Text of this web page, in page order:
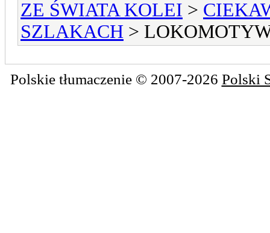
ZE ŚWIATA KOLEI >
SZLAKACH >
Polskie tłumaczenie © 2007-2026 Polski